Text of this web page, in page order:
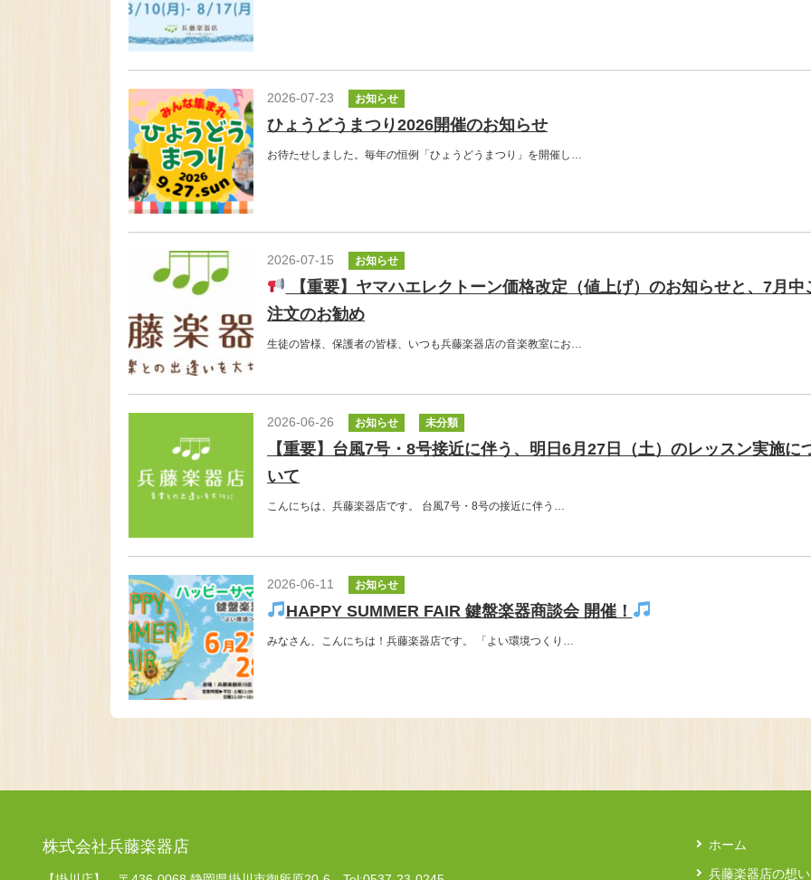
2026-07-23 お知らせ
ひょうどうまつり2026開催のお知らせ
お待たせしました。毎年の恒例「ひょうどうまつり」を開催し…
2026-07-15 お知らせ
【重要】ヤマハエレクトーン価格改定（値上げ）のお知らせと、7月中
注文のお勧め
生徒の皆様、保護者の皆様、いつも兵藤楽器店の音楽教室にお…
2026-06-26 お知らせ 未分類
【重要】台風7号・8号接近に伴う、明日6月27日（土）のレッスン実施に
いて
こんにちは、兵藤楽器店です。 台風7号・8号の接近に伴う…
2026-06-11 お知らせ
HAPPY SUMMER FAIR 鍵盤楽器商談会 開催！
みなさん、こんにちは！兵藤楽器店です。 「よい環境つくり…
株式会社兵藤楽器店
ホーム
兵藤楽器店の想い